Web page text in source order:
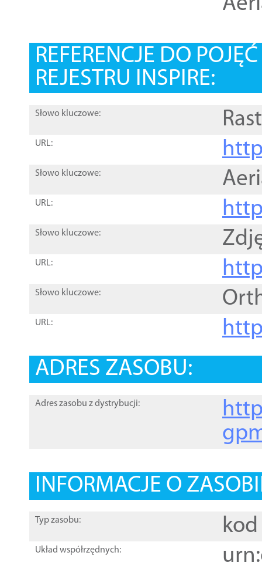
REFERENCJE DO
REJESTRU INSPIRE:
Słowo kluczowe:
URL:
Słowo kluczowe:
URL:
Słowo kluczowe:
URL:
Słowo kluczowe:
URL:
ADRES ZASOBU:
Adres zasobu z dystrybucji:
INFORMACJE O
Typ zasobu: kod
Układ współrzędnych: